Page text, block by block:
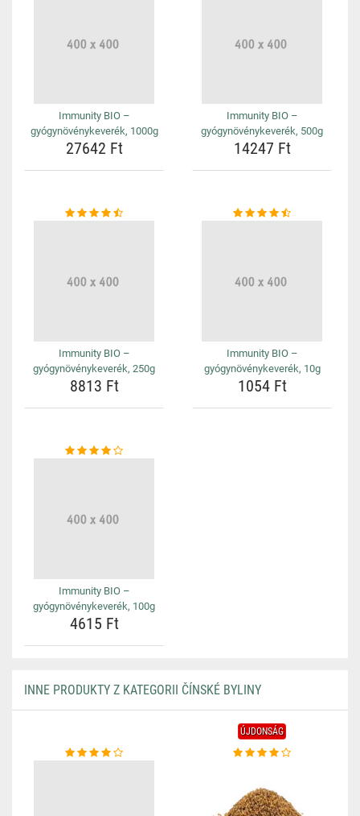
Immunity BIO –
gyógynövénykeverék, 1000g
27642 Ft
Immunity BIO –
gyógynövénykeverék, 500g
14247 Ft
Immunity BIO –
gyógynövénykeverék, 250g
8813 Ft
Immunity BIO –
gyógynövénykeverék, 10g
1054 Ft
Immunity BIO –
gyógynövénykeverék, 100g
4615 Ft
INNE PRODUKTY Z KATEGORII ČÍNSKÉ BYLINY
ÚJDONSÁG